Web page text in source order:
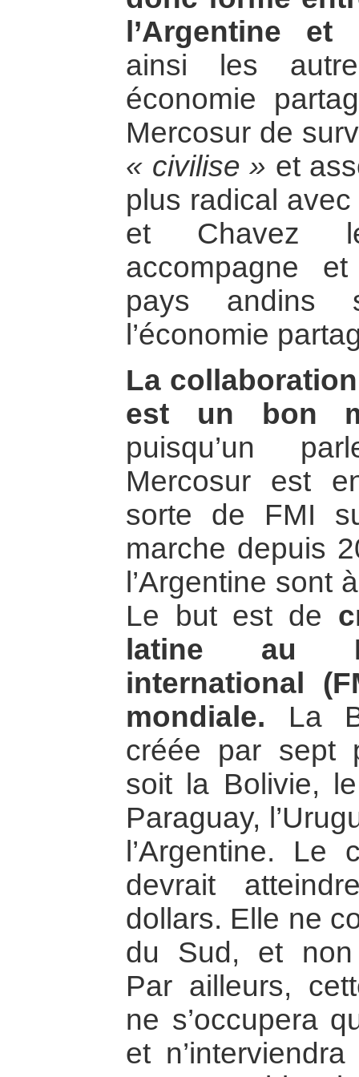
l’Argentine
ainsi les
économie
Mercosur de
« civilise » et
plus radical
et Chavez
accompagne
pays andins
l’économie
La
est un bon
puisqu’un
Mercosur est
sorte de FMI
marche depuis
l’Argentine sont
Le but est de
latine au
international
mondiale. La
créée par sept
soit la Bolivie,
Paraguay,
l’Argentine.
devrait
dollars. Elle ne
du Sud, et non
Par ailleurs,
ne s’occupera
et